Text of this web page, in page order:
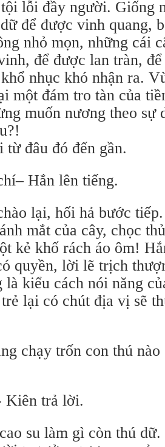
lỗi đầy người. Giống
để được vinh quang,
nhỏ mọn, những cái
để được lan tràn,
nhục khó nhận ra.
một đám tro tàn của
muốn nương theo sự
đâu đó đến gần.
Hắn lên tiếng.
lại, hối hả bước
mắt của cây, chọc
kẻ khố rách áo ôm!
quyền, lời lẽ trịch
là kiểu cách nói năng
lại có chút địa vị sẽ
chạy trốn con thú nào
trả lời.
su làm gì còn thú